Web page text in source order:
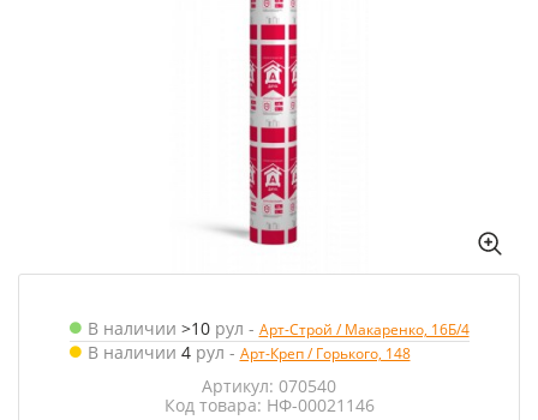
В наличии >10рул - Арт-Строй / Макаренко, 16Б/4
В наличии 4рул - Арт-Креп / Горького, 148
Артикул: 070540
Код товара: НФ-00021146